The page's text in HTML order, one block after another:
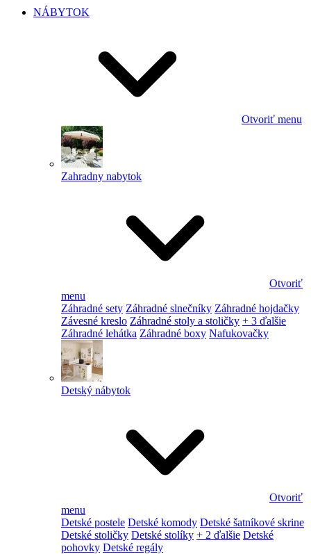
NÁBYTOK
Otvoriť menu
Zahradny nabytok
Otvoriť
menu
Záhradné sety Záhradné slnečníky Záhradné hojdačky
Závesné kreslo Záhradné stoly a stoličky + 3 ďalšie
Záhradné lehátka Záhradné boxy Nafukovačky
Detský nábytok
Otvoriť
menu
Detské postele Detské komody Detské šatníkové skrine
Detské stoličky Detské stolíky + 2 ďalšie Detské
pohovky Detské regály